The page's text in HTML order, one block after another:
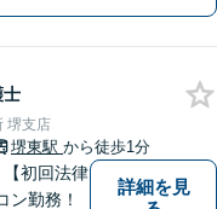
士
堺支店
堺東駅 から徒歩1分
【初回法律
ン勤務！
詳細を見